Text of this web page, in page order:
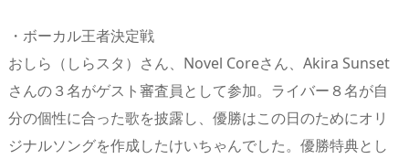
・ボーカル王者決定戦
おしら（しらスタ）さん、Novel Coreさん、Akira Sunset
さんの３名がゲスト審査員として参加。ライバー８名が自
分の個性に合った歌を披露し、優勝はこの日のためにオリ
ジナルソングを作成したけいちゃんでした。優勝特典とし